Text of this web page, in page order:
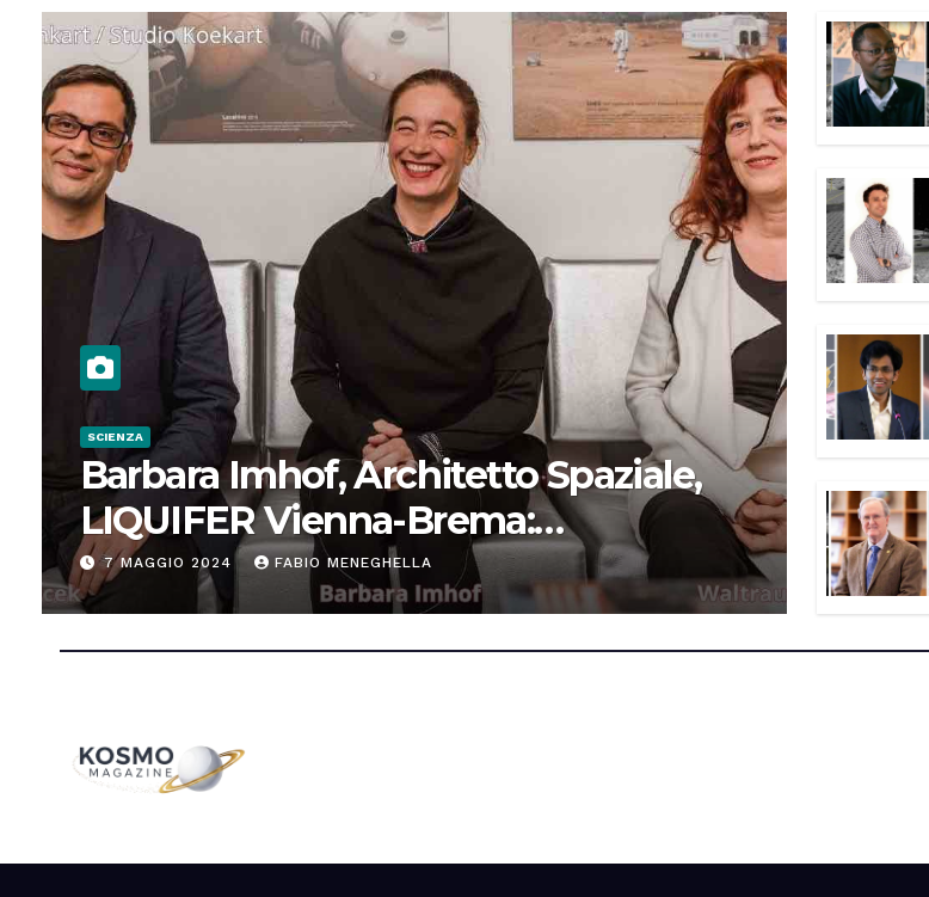
SCIENZA
Barbara Imhof, Architetto Spaziale,
LIQUIFER Vienna-Brema:
“Progettiamo habitat per lo Spazio”
7 MAGGIO 2024 FABIO MENEGHELLA